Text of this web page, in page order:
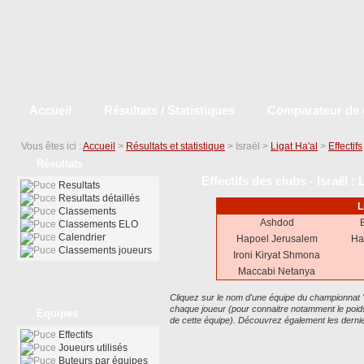
Vous êtes ici : Accueil > Résultats et statistique > Israël > Ligat Ha'al > Effectifs
Ashdod
Hapoel Jerusalem
Ironi Kiryat Shmona
Maccabi Netanya
Cliquez sur le nom d'une équipe du
chaque joueur (pour connaitre notamment le
de cette équipe). Découvrez également les
Resultats
Resultats détaillés
Classements
Classements ELO
Calendrier
Classements joueurs
Effectifs
Joueurs utilisés
Buteurs par équipes